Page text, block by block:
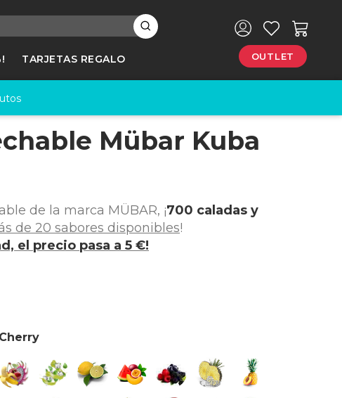
TARJETAS REGALO OUTLET
Mübar Kuba
de la marca MÜBAR, ¡700 caladas y
de 20 sabores disponibles!
el precio pasa a 5 €!
Dragonfruit Banana Cherry
Fresh MintLemon Lime
Love Mixed BerriesPineapple IcePineapple Peach
×